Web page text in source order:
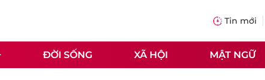
Tin mới
ĐỜI SỐNG XÃ HỘI MẬT NGỮ